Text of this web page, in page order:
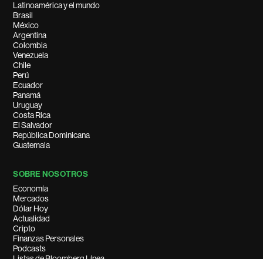
Latinoamérica y el mundo
Brasil
México
Argentina
Colombia
Venezuela
Chile
Perú
Ecuador
Panamá
Uruguay
Costa Rica
El Salvador
República Dominicana
Guatemala
SOBRE NOSOTROS
Economía
Mercados
Dólar Hoy
Actualidad
Cripto
Finanzas Personales
Podcasts